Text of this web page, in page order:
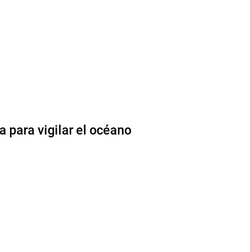
para vigilar el océano